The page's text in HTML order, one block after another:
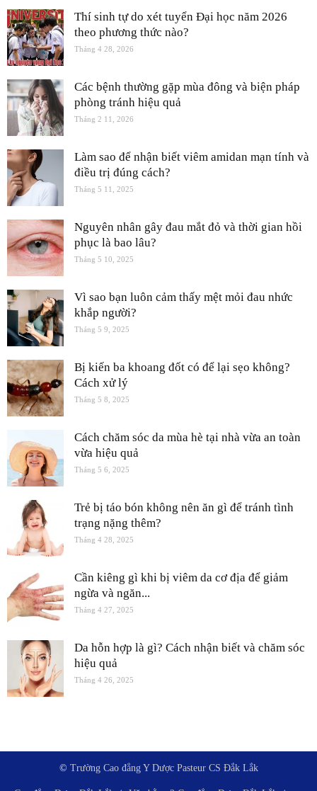
Thí sinh tự do xét tuyển Đại học năm 2026
theo phương thức nào?
Tháng 4 28, 2026
Các bệnh thường gặp mùa đông và biện pháp
phòng tránh hiệu quả
Tháng 2 11, 2026
Làm sao để nhận biết viêm amidan mạn tính và
điều trị đúng cách?
Tháng 5 11, 2025
Nguyên nhân gây đau mắt đỏ và thời gian hồi
phục là bao lâu?
Tháng 5 10, 2025
Vì sao bạn luôn cảm thấy mệt mỏi đau nhức
khắp người?
Tháng 5 9, 2025
Bị kiến ba khoang đốt có để lại sẹo không?
Cách xử lý
Tháng 5 8, 2025
Cách chăm sóc da mùa hè tại nhà vừa an toàn
vừa hiệu quả
Tháng 5 6, 2025
Trẻ bị táo bón không nên ăn gì để tránh tình
trạng nặng thêm?
Tháng 4 28, 2025
Cần kiêng gì khi bị viêm da cơ địa để giảm
ngừa và ngăn...
Tháng 4 27, 2025
Da hỗn hợp là gì? Cách nhận biết và chăm sóc
hiệu quả
Tháng 4 26, 2025
© Trường Cao đẳng Y Dược Pasteur CS Đắk Lắk